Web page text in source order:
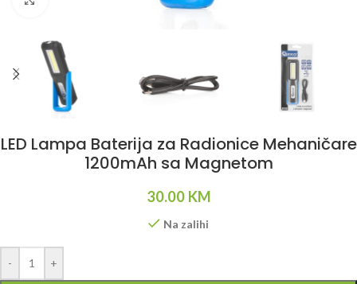
LED Lampa Baterija za Radionice Mehaničare
1200mAh sa Magnetom
30.00 KM
Na zalihi
- +